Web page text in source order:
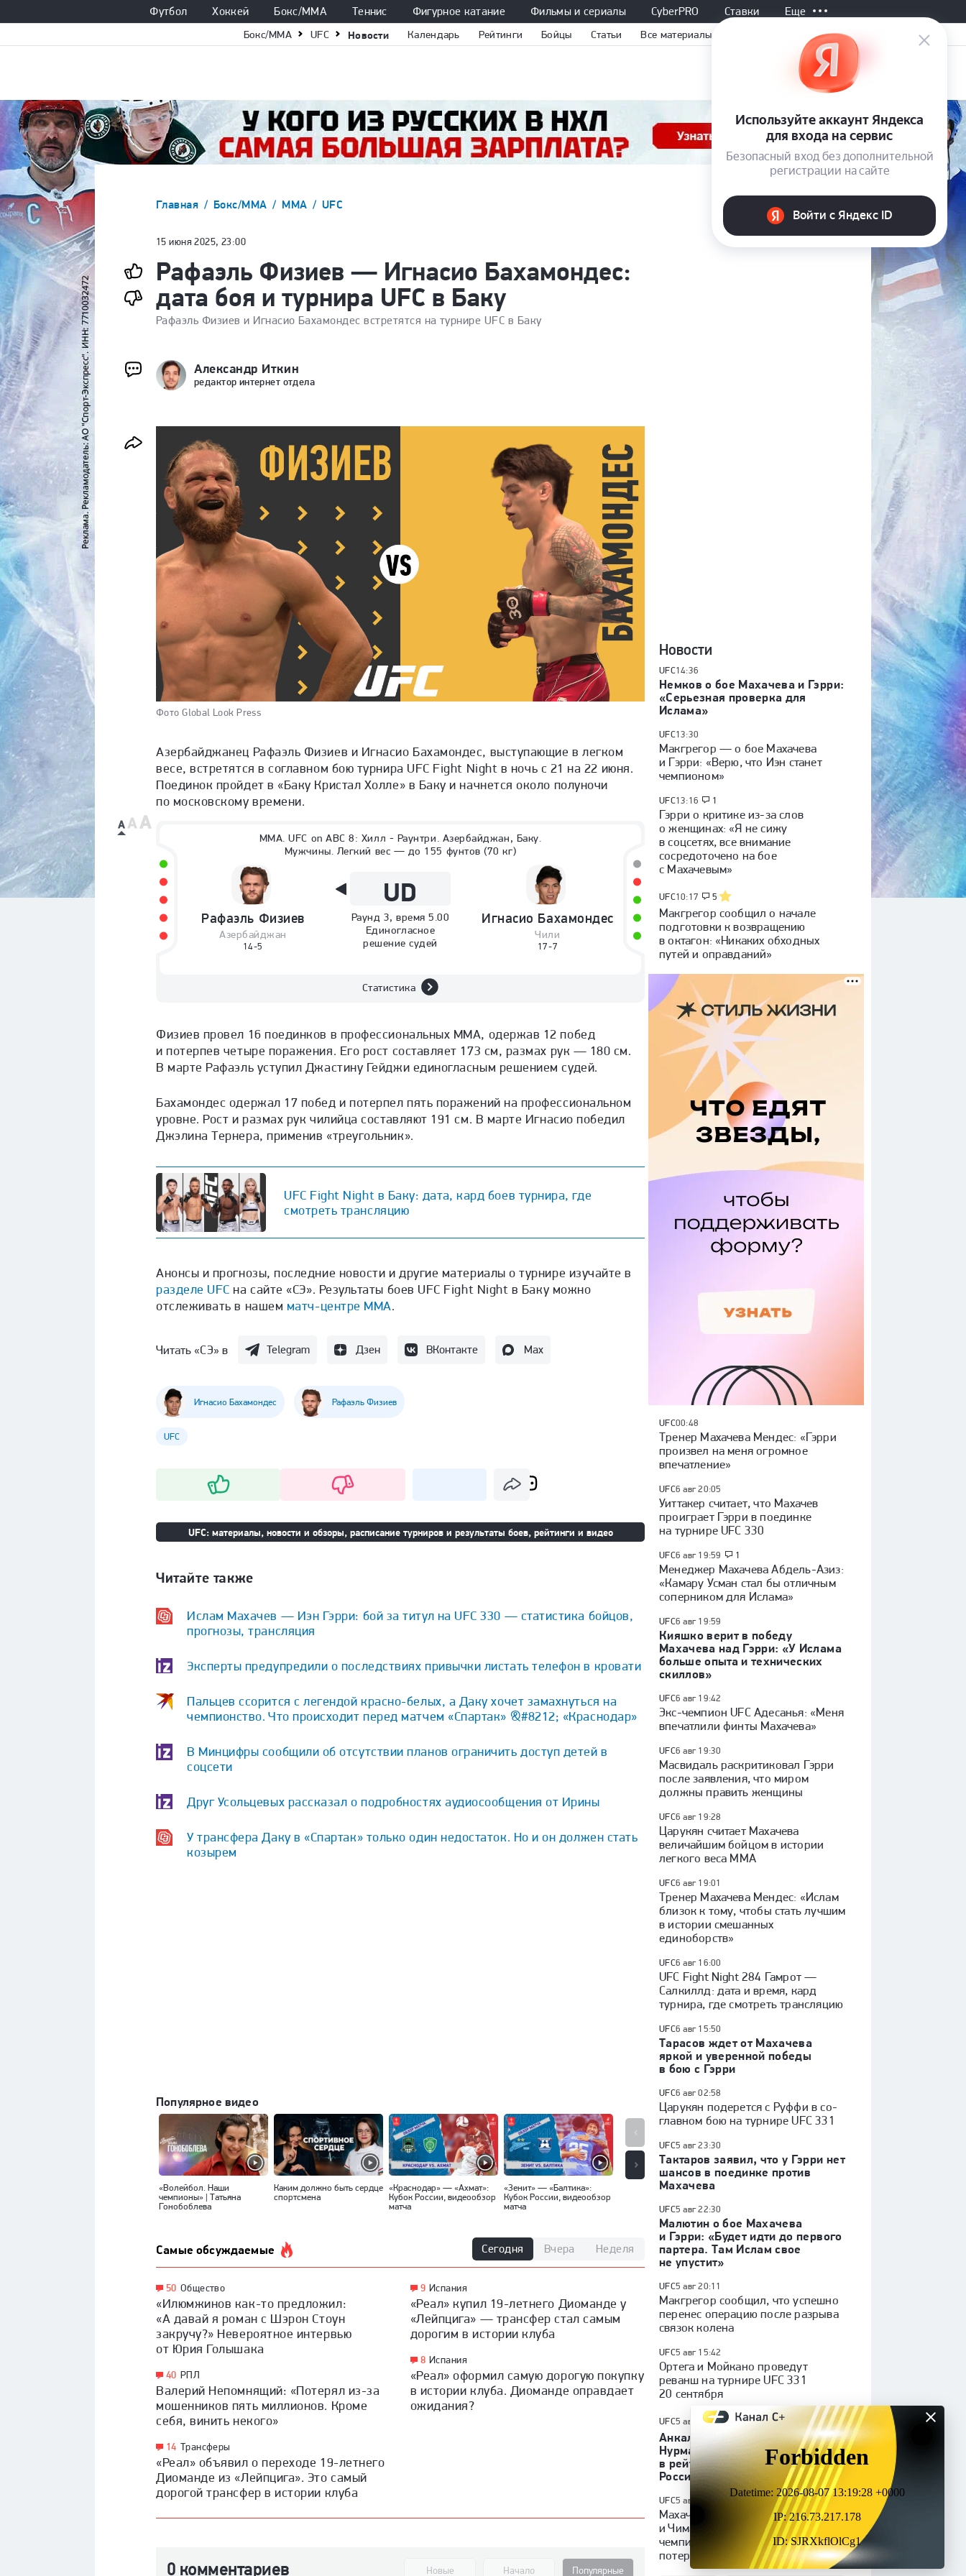
Футбол Хоккей Бокс/ММА Теннис Фигурное катание Фильмы и сериалы CyberPRO Ставки Еще
Бокс/ММА UFC Новости Календарь Рейтинги Бойцы Статьи Все материалы
Главная Бокс/ММА ММА UFC
15 июня 2025, 23:00
Рафаэль Физиев — Игнасио Бахамондес:
дата боя и турнира UFC в Баку
Рафаэль Физиев и Игнасио Бахамондес встретятся на турнире UFC в Баку
Александр Иткин
редактор интернет отдела
Фото Global Look Press
Азербайджанец Рафаэль Физиев и Игнасио Бахамондес, выступающие в легком
весе, встретятся в соглавном бою турнира UFC Fight Night в ночь с 21 на 22 июня.
Поединок пройдет в «Баку Кристал Холле» в Баку и начнется около полуночи
по московскому времени.
ММА. UFC on ABC 8: Хилл - Раунтри. Азербайджан, Баку.
Мужчины. Легкий вес — до 155 фунтов (70 кг)
Рафаэль Физиев
Азербайджан
14-5
UD
Раунд 3, время5.00
Единогласное
решение судей
Игнасио Бахамондес
Чили
17-7
Статистика
Физиев провел 16 поединков в профессиональных ММА, одержав 12 побед
и потерпев четыре поражения. Его рост составляет 173 см, размах рук — 180 см.
В марте Рафаэль уступил Джастину Гейджи единогласным решением судей.
Бахамондес одержал 17 побед и потерпел пять поражений на профессиональном
уровне. Рост и размах рук чилийца составляют 191 см. В марте Игнасио победил
Джэлина Тернера, применив «треугольник».
UFC Fight Night в Баку: дата, кард боев турнира, где
смотреть трансляцию
Анонсы и прогнозы, последние новости и другие материалы о турнире изучайте в
разделе UFC на сайте «СЭ». Результаты боев UFC Fight Night в Баку можно
отслеживать в нашем матч-центре ММА.
Читать «СЭ» в Telegram Дзен ВКонтакте Max
Игнасио Бахамондес Рафаэль Физиев
UFC
UFC: материалы, новости и обзоры, расписание турниров и результаты боев, рейтинги и видео
Читайте также
Ислам Махачев — Иэн Гэрри: бой за титул на UFC 330 — статистика бойцов,
прогнозы, трансляция
Эксперты предупредили о последствиях привычки листать телефон в кровати
Пальцев ссорится с легендой красно-белых, а Даку хочет замахнуться на
чемпионство. Что происходит перед матчем «Спартак» &#8212; «Краснодар»
В Минцифры сообщили об отсутствии планов ограничить доступ детей в
соцсети
Друг Усольцевых рассказал о подробностях аудиосообщения от Ирины
У трансфера Даку в «Спартак» только один недостаток. Но и он должен стать
козырем
Популярное видео
«Волейбол. Наши
чемпионы» | Татьяна
Гонобоблева
Каким должно быть сердце
спортсмена
«Краснодар» — «Ахмат»:
Кубок России, видеообзор
матча
«Зенит» — «Балтика»:
Кубок России, видеообзор
матча
«Спартак» — «Оренбург»:
Самые обсуждаемые Сегодня Вчера Неделя
50 Общество
«Илюмжинов как-то предложил:
«А давай я роман с Шэрон Стоун
закручу?» Невероятное интервью
от Юрия Голышака
40 РПЛ
Валерий Непомнящий: «Потерял из-за
мошенников пять миллионов. Кроме
себя, винить некого»
14 Трансферы
«Реал» объявил о переходе 19-летнего
Диоманде из «Лейпцига». Это самый
дорогой трансфер в истории клуба
9 Испания
«Реал» купил 19-летнего Диоманде у
«Лейпцига» — трансфер стал самым
дорогим в истории клуба
8 Испания
«Реал» оформил самую дорогую покупку
в истории клуба. Диоманде оправдает
ожидания?
0 комментариев Новые Начало Популярные
Новости
UFC14:36
Немков о бое Махачева и Гэрри:
«Серьезная проверка для
Ислама»
UFC13:30
Макгрегор — о бое Махачева
и Гэрри: «Верю, что Иэн станет
чемпионом»
UFC13:16 1
Гэрри о критике из-за слов
о женщинах: «Я не сижу
в соцсетях, все внимание
сосредоточено на бое
с Махачевым»
UFC10:17 5
Макгрегор сообщил о начале
подготовки к возвращению
в октагон: «Никаких обходных
путей и оправданий»
UFC00:48
Тренер Махачева Мендес: «Гэрри
произвел на меня огромное
впечатление»
UFC6 авг 20:05
Уиттакер считает, что Махачев
проиграет Гэрри в поединке
на турнире UFC 330
UFC6 авг 19:59 1
Менеджер Махачева Абдель-Азиз:
«Камару Усман стал бы отличным
соперником для Ислама»
UFC6 авг 19:59
Кияшко верит в победу
Махачева над Гэрри: «У Ислама
больше опыта и технических
скиллов»
UFC6 авг 19:42
Экс-чемпион UFC Адесанья: «Меня
впечатлили финты Махачева»
UFC6 авг 19:30
Масвидаль раскритиковал Гэрри
после заявления, что миром
должны править женщины
UFC6 авг 19:28
Царукян считает Махачева
величайшим бойцом в истории
легкого веса ММА
UFC6 авг 19:01
Тренер Махачева Мендес: «Ислам
близок к тому, чтобы стать лучшим
в истории смешанных
единоборств»
UFC6 авг 16:00
UFC Fight Night 284 Гамрот —
Салкиллд: дата и время, кард
турнира, где смотреть трансляцию
UFC6 авг 15:50
Тарасов ждет от Махачева
яркой и уверенной победы
в бою с Гэрри
UFC6 авг 02:58
Царукян подерется с Руффи в со-
главном бою на турнире UFC 331
UFC5 авг 23:30
Тактаров заявил, что у Гэрри нет
шансов в поединке против
Махачева
UFC5 авг 22:30
Малютин о бое Махачева
и Гэрри: «Будет идти до первого
партера. Там Ислам свое
не упустит»
UFC5 авг 20:11
Макгрегор сообщил, что успешно
перенес операцию после разрыва
связок колена
UFC5 авг 15:42
Ортега и Мойкано проведут
реванш на турнире UFC 331
20 сентября
UFC5 авг 14:45
Анкалаев и Усман
Нурмагомедов поднялись
в рейтинге лучших бойцов
России
UFC5 авг 10:43
Махачев о поражениях Топурии
и Чимаева: «Хорошо быть
чемпионом, не хочу этого
потерять»